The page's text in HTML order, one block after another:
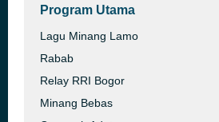
Program Utama
Lagu Minang Lamo
Rabab
Relay RRI Bogor
Minang Bebas